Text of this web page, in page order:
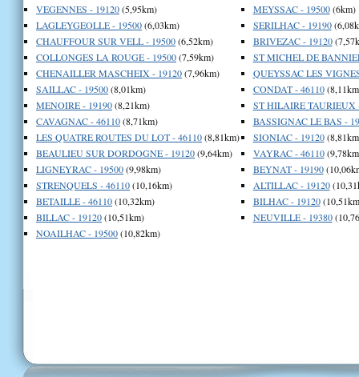
VEGENNES - 19120(5,95km)
LAGLEYGEOLLE - 19500(6,03km)
CHAUFFOUR SUR VELL - 19500(6,52km)
COLLONGES LA ROUGE - 19500(7,59km)
CHENAILLER MASCHEIX - 19120(7,96km)
SAILLAC - 19500(8,01km)
MENOIRE - 19190(8,21km)
CAVAGNAC - 46110(8,71km)
LES QUATRE ROUTES DU LOT - 46110(8,81km)
BEAULIEU SUR DORDOGNE - 19120(9,64km)
LIGNEYRAC - 19500(9,98km)
STRENQUELS - 46110(10,16km)
BETAILLE - 46110(10,32km)
BILLAC - 19120(10,51km)
NOAILHAC - 19500(10,82km)
MEYSSAC - 19500(6km)
SERILHAC - 19190
BRIVEZAC - 19120
ST MICHEL DE
QUEYSSAC LES
CONDAT - 46110
ST HILAIRE TAURIEUX
BASSIGNAC LE BAS -
SIONIAC - 19120
VAYRAC - 46110
BEYNAT - 19190
ALTILLAC - 19120
BILHAC - 19120
NEUVILLE - 19380